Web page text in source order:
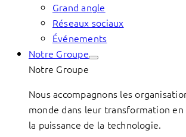
Grand angle
Réseaux sociaux
Événements
Notre Groupe
Notre Groupe
Nous accompagnons les
monde dans leur transformation
la puissance de la technologie.